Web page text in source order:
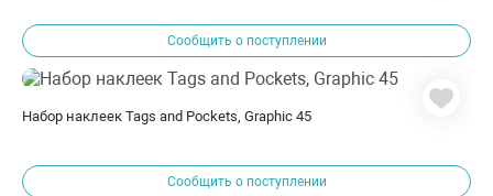
Сообщить о поступлении
Набор наклеек Tags and Pockets, Graphic 45
Сообщить о поступлении